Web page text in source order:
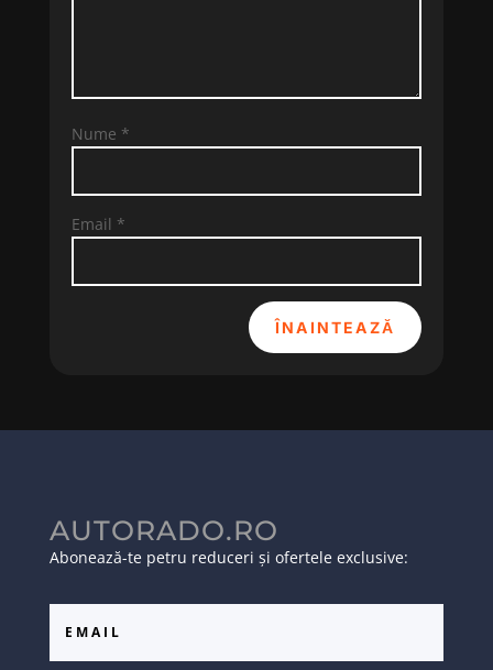
Nume *
Email *
ÎNAINTEAZĂ
AUTORADO.RO
Abonează-te petru reduceri și ofertele exclusive: